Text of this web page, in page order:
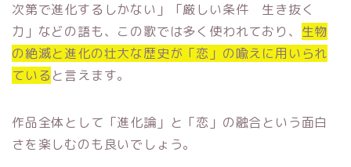
次第で進化するしかない」「厳しい条件 生き抜く
力」などの語も、この歌では多く使われており、 生物
の絶滅と進化の壮大な歴史が「恋」の喩えに用いられ
ている と言えます。
作品全体として「進化論」と「恋」の融合という面白
さを楽しむのも良いでしょう。